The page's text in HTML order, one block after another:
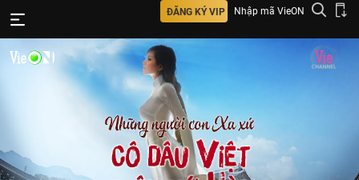
ĐĂNG KÝ VIP Nhập mã VieON